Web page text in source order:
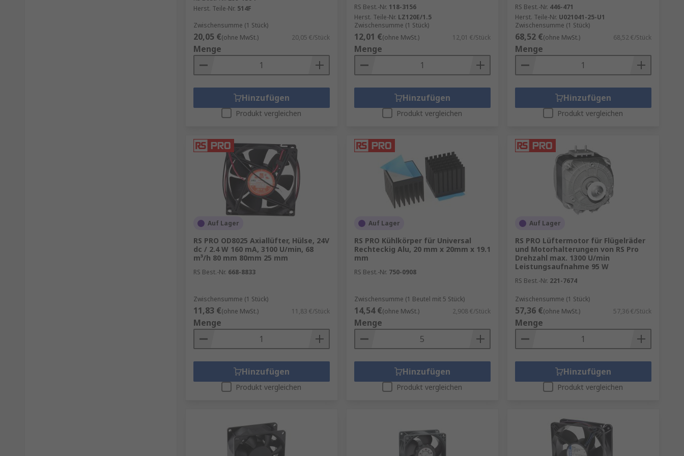
Herst. Teile-Nr. 514F
Zwischensumme (1 Stück)
20,05 €(ohne MwSt.) 20,05 €/Stück
Menge
Hinzufügen
Produkt vergleichen
RS Best.-Nr. 118-3156
Herst. Teile-Nr. LZ120E/1.5
Zwischensumme (1 Stück)
12,01 €(ohne MwSt.) 12,01 €/Stück
Menge
Hinzufügen
Produkt vergleichen
RS Best.-Nr. 446-471
Herst. Teile-Nr. U021041-25-U1
Zwischensumme (1 Stück)
68,52 €(ohne MwSt.) 68,52 €/Stück
Menge
Hinzufügen
Produkt vergleichen
Auf Lager
RS PRO OD8025 Axiallüfter, Hülse, 24V
dc / 2.4 W 160 mA, 3100 U/min, 68
m³/h 80 mm 80mm 25 mm
RS Best.-Nr. 668-8833
Zwischensumme (1 Stück)
11,83 €(ohne MwSt.) 11,83 €/Stück
Menge
Hinzufügen
Produkt vergleichen
Auf Lager
RS PRO Kühlkörper für Universal
Rechteckig Alu, 20 mm x 20mm x 19.1
mm
RS Best.-Nr. 750-0908
Zwischensumme (1 Beutel mit 5 Stück)
14,54 €(ohne MwSt.) 2,908 €/Stück
Menge
Hinzufügen
Produkt vergleichen
Auf Lager
RS PRO Lüftermotor für Flügelräder
und Motorhalterungen von RS Pro
Drehzahl max. 1300 U/min
Leistungsaufnahme 95 W
RS Best.-Nr. 221-7674
Zwischensumme (1 Stück)
57,36 €(ohne MwSt.) 57,36 €/Stück
Menge
Hinzufügen
Produkt vergleichen